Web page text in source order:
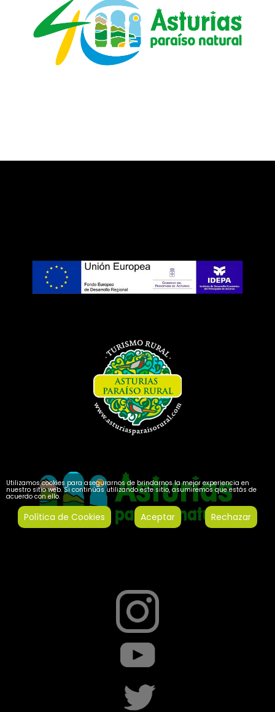
Utilizamos cookies para asegurarnos de brindarnos la mejor experiencia en
nuestro sitio web. Si continúas utilizando este sitio, asumiremos que estás de
acuerdo con ello.
Política de Cookies Aceptar Rechazar